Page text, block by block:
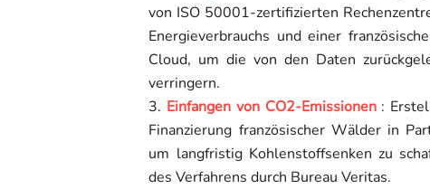
von ISO 50001-zertifizierten
Energieverbrauchs und einer
Cloud, um die von den Daten
verringern.
Einfangen von CO2-Emissionen:
Finanzierung französischer Wälder in
um langfristig Kohlenstoffsenken zu
des Verfahrens durch Bureau Veritas.